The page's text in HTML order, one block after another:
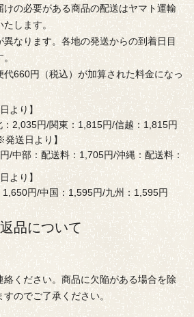
けの必要がある商品の配送はヤマト運輸
します。
なります。各地の発送からの到着日目
660円（税込）が加算された料金になっ
より】
：2,035円/関東：1,815円/信越：1,815円
送日より】
/中部：配送料：1,705円/沖縄：配送料：
より】
1,650円/中国：1,595円/九州：1,595円
返品について
ください。商品に欠陥がある場合を除
のでご了承ください。